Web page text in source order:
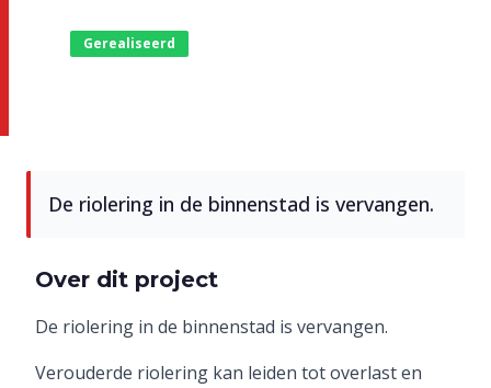
Gerealiseerd
De riolering in de binnenstad is vervangen.
Over dit project
De riolering in de binnenstad is vervangen.
Verouderde riolering kan leiden tot overlast en